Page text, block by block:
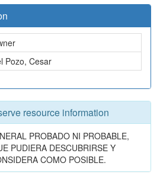
Pozo, Cesar
resource information
PROBADO NI PROBABLE,
PUDIERA DESCUBRIRSE Y
COMO POSIBLE.